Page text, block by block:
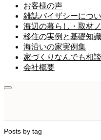
お客様の声
雑誌バイザシーにつ
海辺の暮らし・取材
移住の実例と基礎知
海沿いの家実例集
家づくりなんでも相
会社概要
Posts by tag